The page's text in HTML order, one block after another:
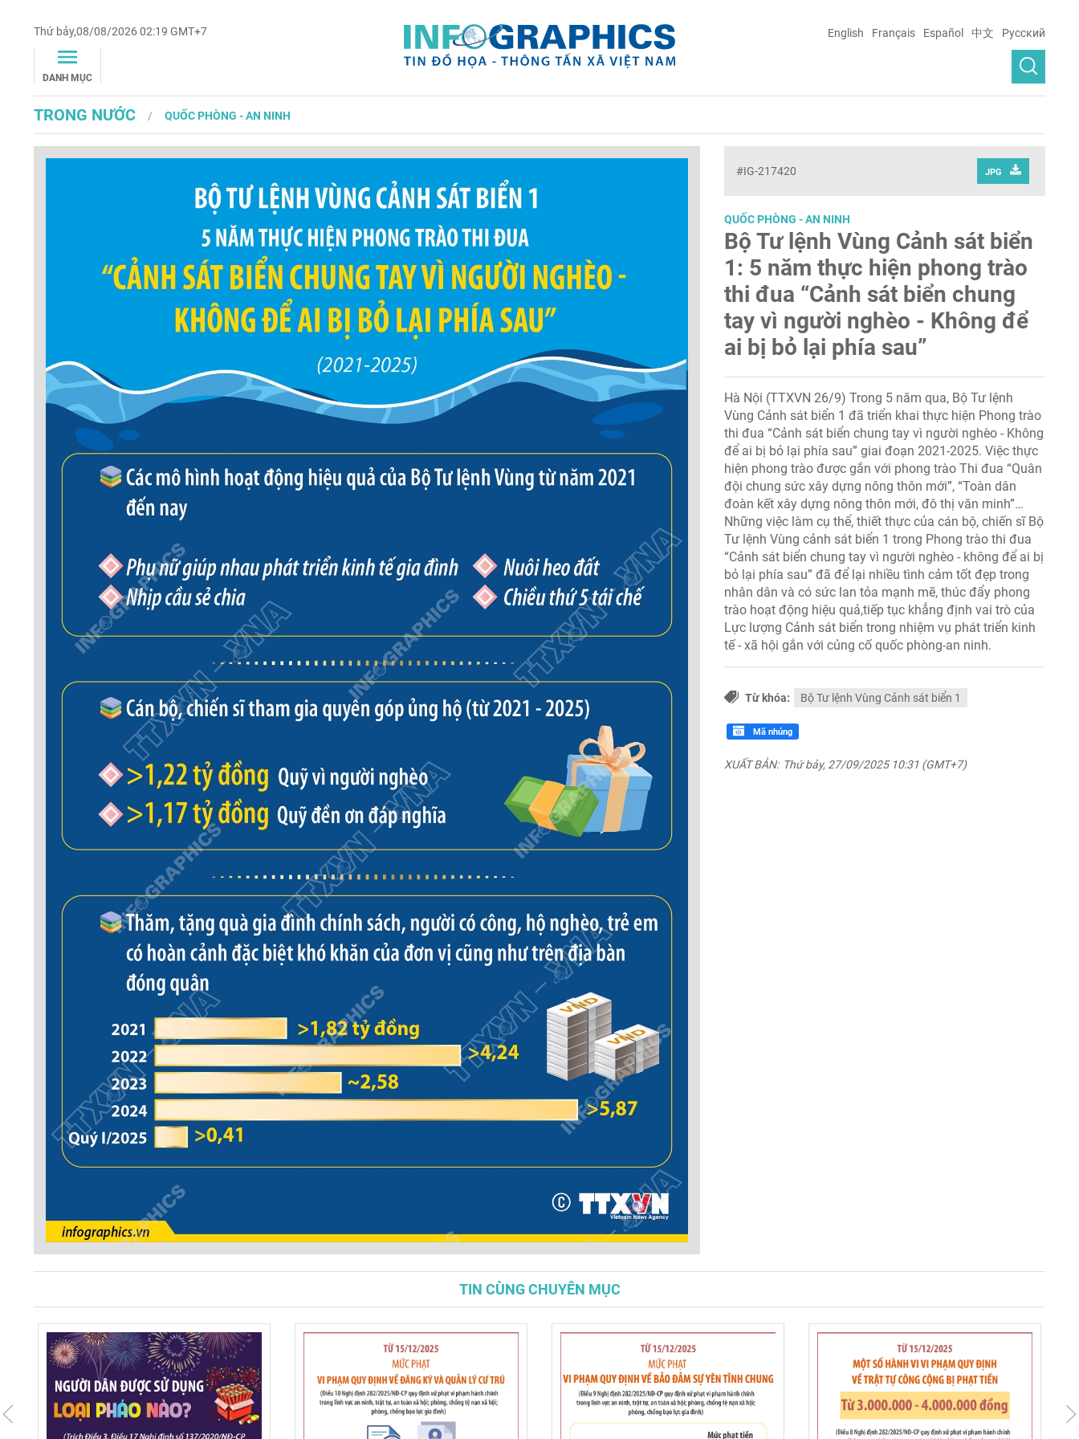
Thứ bảy,08/08/2026 02:19 GMT+7
DANH MỤC
English Français Español 中文 Русский
TRONG NƯỚC QUỐC PHÒNG - AN NINH
#IG-217420 JPG
QUỐC PHÒNG - AN NINH
Bộ Tư lệnh Vùng Cảnh sát biển
1: 5 năm thực hiện phong trào
thi đua “Cảnh sát biển chung
tay vì người nghèo - Không để
ai bị bỏ lại phía sau”
Hà Nội (TTXVN 26/9) Trong 5 năm qua, Bộ Tư lệnh
Vùng Cảnh sát biển 1 đã triển khai thực hiện Phong trào
thi đua “Cảnh sát biển chung tay vì người nghèo - Không
để ai bị bỏ lại phía sau” giai đoạn 2021-2025. Việc thực
hiện phong trào được gắn với phong trào Thi đua “Quân
đội chung sức xây dựng nông thôn mới”, “Toàn dân
đoàn kết xây dựng nông thôn mới, đô thị văn minh”…
Những việc làm cụ thể, thiết thực của cán bộ, chiến sĩ Bộ
Tư lệnh Vùng cảnh sát biển 1 trong Phong trào thi đua
“Cảnh sát biển chung tay vì người nghèo - không để ai bị
bỏ lại phía sau” đã để lại nhiều tình cảm tốt đẹp trong
nhân dân và có sức lan tỏa mạnh mẽ, thúc đẩy phong
trào hoạt động hiệu quả,tiếp tục khẳng định vai trò của
Lực lượng Cảnh sát biển trong nhiệm vụ phát triển kinh
tế - xã hội gắn với củng cố quốc phòng-an ninh.
Từ khóa: Bộ Tư lệnh Vùng Cảnh sát biển 1
Mã nhúng
XUẤT BẢN: Thứ bảy, 27/09/2025 10:31 (GMT+7)
TIN CÙNG CHUYÊN MỤC